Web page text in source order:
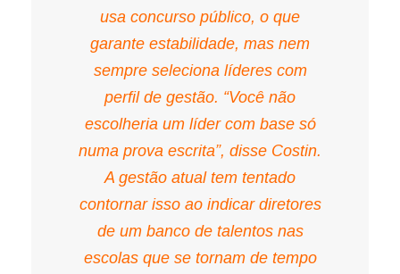
usa concurso público, o que
garante estabilidade, mas nem
sempre seleciona líderes com
perfil de gestão. “Você não
escolheria um líder com base só
numa prova escrita”, disse Costin.
A gestão atual tem tentado
contornar isso ao indicar diretores
de um banco de talentos nas
escolas que se tornam de tempo